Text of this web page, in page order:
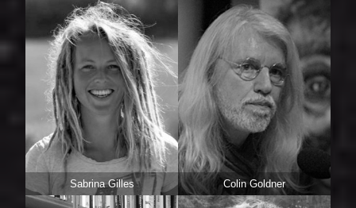
Sabrina Gilles Colin Goldner